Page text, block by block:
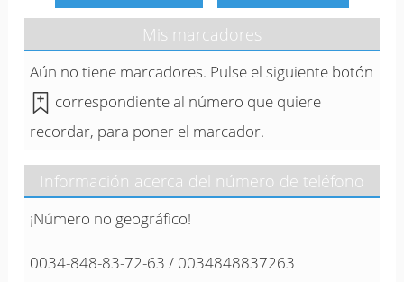
Mis marcadores
Aún no tiene marcadores. Pulse el siguiente botón
correspondiente al número que quiere
recordar, para poner el marcador.
Información acerca del número de teléfono
¡Número no geográfico!
0034-848-83-72-63 / 0034848837263